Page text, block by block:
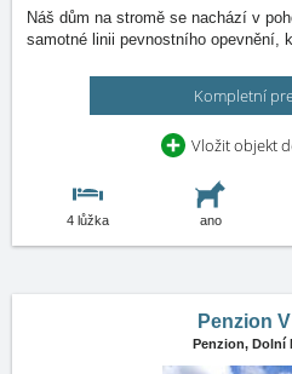
Náš dům na stromě se nachází v
samotné linii pevnostního opevnění,
Kompletní
Vložit objekt
4 lůžka ano
Penzion
Penzion, Dolní